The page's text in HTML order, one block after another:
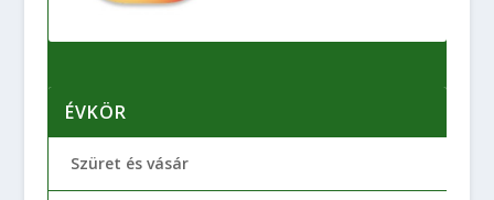
ÉVKÖR
Szüret és vásár